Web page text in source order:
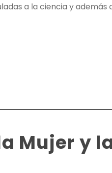
a la ciencia y además
Mujer y